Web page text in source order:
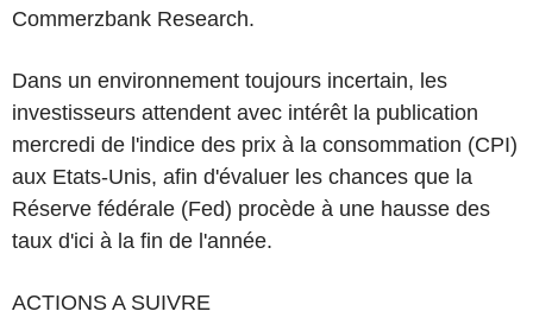
Commerzbank Research.
Dans un environnement toujours incertain, les
investisseurs attendent avec intérêt la publication
mercredi de l'indice des prix à la consommation (CPI)
aux Etats-Unis, afin d'évaluer les chances que la
Réserve fédérale (Fed) procède à une hausse des
taux d'ici à la fin de l'année.
ACTIONS A SUIVRE